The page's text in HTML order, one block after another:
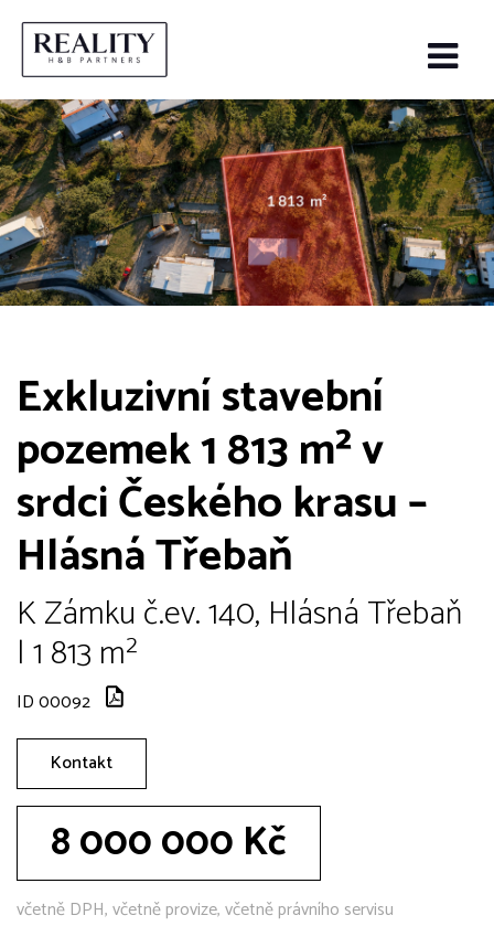
Exkluzivní stavební
pozemek 1 813 m² v
srdci Českého krasu –
Hlásná Třebaň
K Zámku č.ev. 140, Hlásná Třebaň
| 1 813 m²
ID 00092
Kontakt
8 000 000 Kč
včetně DPH, včetně provize, včetně právního servisu